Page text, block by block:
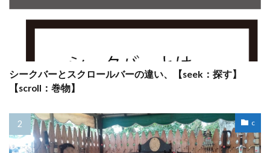
シークバーとスクロールバーの違い、【seek：探す】
【scroll：巻物】
c